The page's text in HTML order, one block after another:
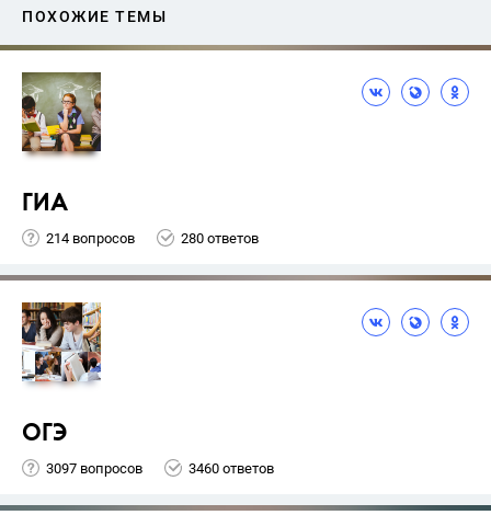
ПОХОЖИЕ ТЕМЫ
ГИА
214 вопросов 280 ответов
ОГЭ
3097 вопросов 3460 ответов